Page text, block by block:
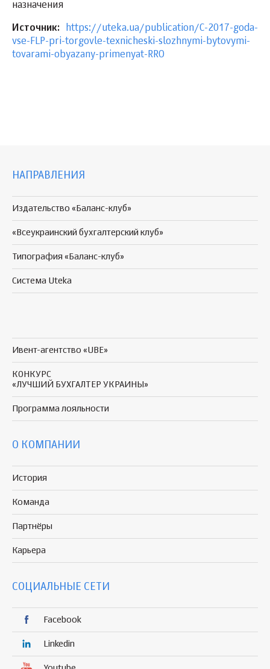
назначения
Источник:
https://uteka.ua/publication/C-2017-goda-
vse-FLP-pri-torgovle-texnicheski-slozhnymi-bytovymi-
tovarami-obyazany-primenyat-RRO
НАПРАВЛЕНИЯ
Издательство «Баланс-клуб»
«Всеукраинский бухгалтерский клуб»
Типография «Баланс-клуб»
Система Uteka
Ивент-агентство «UBE»
КОНКУРС
«ЛУЧШИЙ БУХГАЛТЕР УКРАИНЫ»
Программа лояльности
О КОМПАНИИ
История
Команда
Партнёры
Карьера
СОЦИАЛЬНЫЕ СЕТИ
Facebook
Linkedin